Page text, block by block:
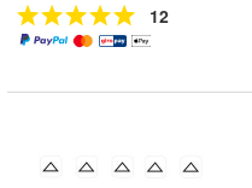
12